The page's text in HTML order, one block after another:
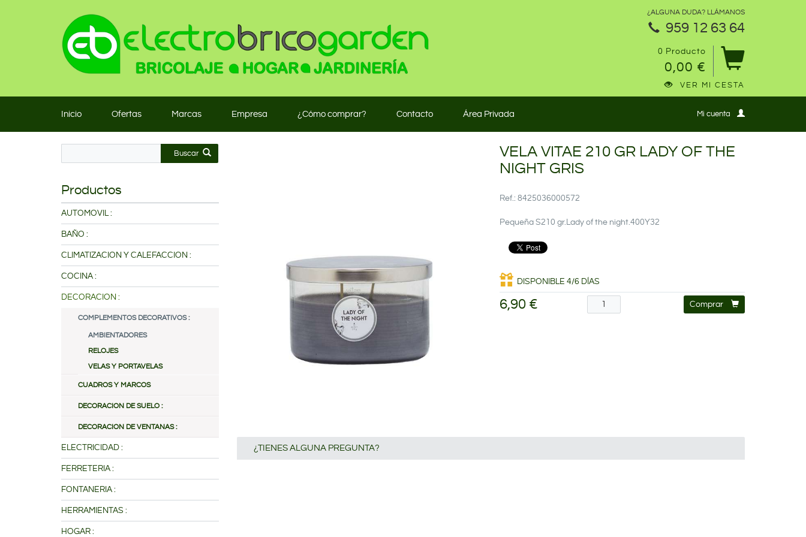
¿ALGUNA DUDA? LLÁMANOS
959 12 63 64
0 Producto
0,00 €
VER MI CESTA
Inicio Ofertas Marcas Empresa ¿Cómo comprar? Contacto Área Privada Mi cuenta
Buscar
Productos
AUTOMOVIL :
BAÑO :
CLIMATIZACION Y CALEFACCION :
COCINA :
DECORACION :
COMPLEMENTOS DECORATIVOS :
AMBIENTADORES
RELOJES
VELAS Y PORTAVELAS
CUADROS Y MARCOS
DECORACION DE SUELO :
DECORACION DE VENTANAS :
ELECTRICIDAD :
FERRETERIA :
FONTANERIA :
HERRAMIENTAS :
HOGAR :
VELA VITAE 210 GR LADY OF THE
NIGHT GRIS
Ref.: 8425036000572
Pequeña S210 gr.Lady of the night.400Y32
DISPONIBLE 4/6 DÍAS
6,90 € Comprar
¿TIENES ALGUNA PREGUNTA?